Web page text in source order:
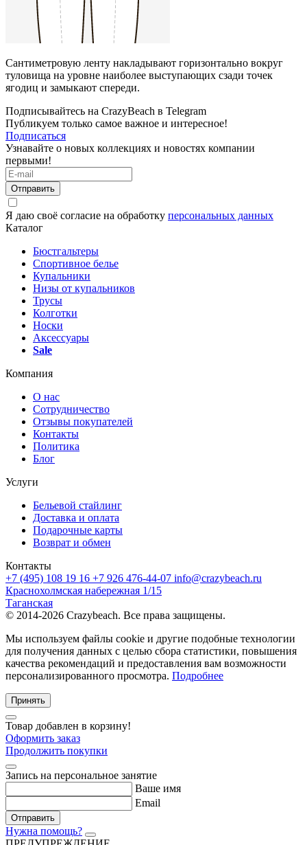
Сантиметровую ленту накладывают горизонтально вокруг
туловища на уровне наиболее выступающих сзади точек
ягодиц и замыкают спереди.
Подписывайтесь на CrazyBeach в Telegram
Публикуем только самое важное и интересное!
Подписаться
Узнавайте о новых коллекциях и новостях компании
первыми!
Отправить
Я даю своё согласие на обработку персональных данных
Каталог
Бюстгальтеры
Спортивное белье
Купальники
Низы от купальников
Трусы
Колготки
Носки
Аксессуары
Sale
Компания
О нас
Сотрудничество
Отзывы покупателей
Контакты
Политика
Блог
Услуги
Бельевой стайлинг
Доставка и оплата
Подарочные карты
Возврат и обмен
Контакты
+7 (495) 108 19 16 +7 926 476-44-07 info@crazybeach.ru
Краснохолмская набережная 1/15
Таганская
© 2014-2026 Crazybeach. Все права защищены.
Мы используем файлы cookie и другие подобные технологии
для получения данных с целью сбора статистики, повышения
качества рекомендаций и предоставления вам возможности
персонализированного просмотра. Подробнее
Принять
Товар добавлен в корзину!
Оформить заказ
Продолжить покупки
Запись на персональное занятие
Ваше имя
Email
Отправить
Нужна помощь?